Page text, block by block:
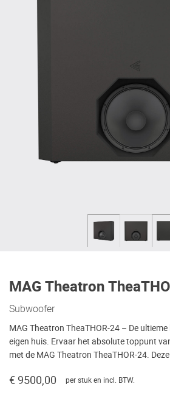
MAG Theatron
Subwoofer
MAG Theatron TheaTHOR-24 – De
eigen huis. Ervaar het absolute toppunt
met de MAG Theatron TheaTHOR-24.
€ 9500,00 per stuk en incl. BTW.